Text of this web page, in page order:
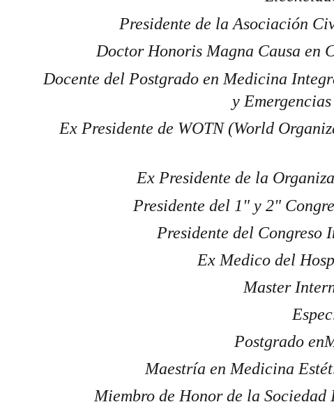
Presidente de la Asociación
Doctor Honoris Magna Causa en
Docente del Postgrado en Medicina
y
Ex Presidente de WOTN (World
Ex Presidente de la
Presidente del 1" y 2"
Presidente del
Ex Medico del
Master
Postgrado
Maestría en Medicina
Miembro de Honor de la